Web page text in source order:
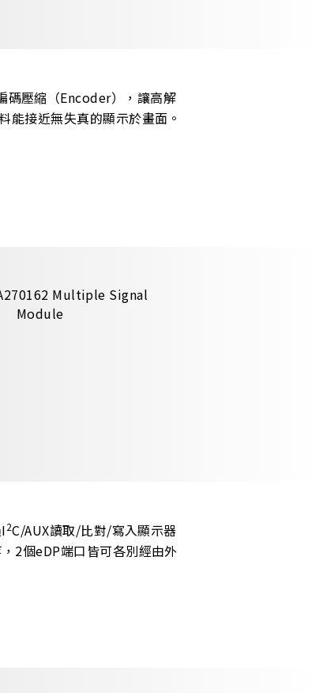
碼壓縮（Encoder），讓高解
能接近無失真的顯示於畫面。
2C/AUX讀取/比對/寫入顯示器
2個eDP端口皆可各別經由外